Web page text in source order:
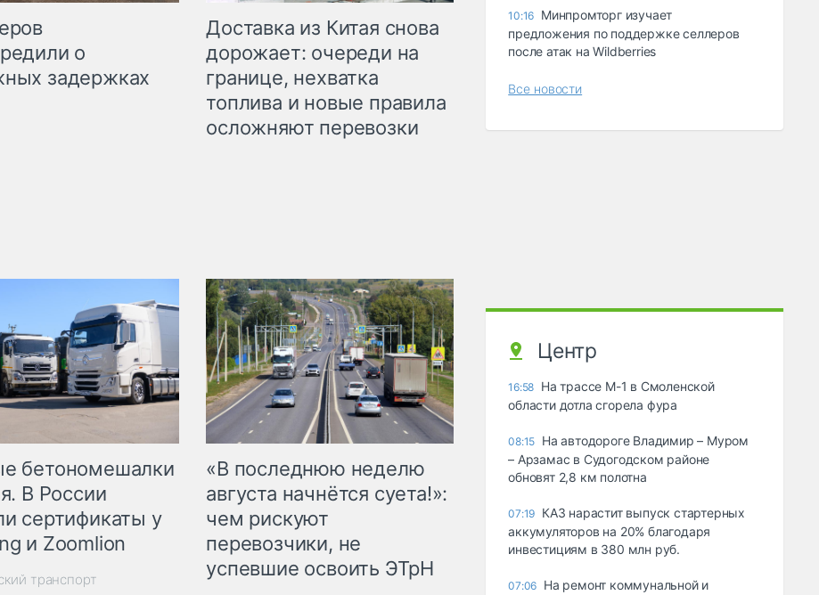
о
задержках
Доставка из Китая снова
дорожает: очереди на
границе, нехватка
топлива и новые правила
осложняют перевозки
бетономешалки
В России
сертификаты у
и Zoomlion
транспорт
«В последнюю неделю
августа начнётся суета!»:
чем рискуют
перевозчики, не
успевшие освоить ЭТрН
10:16 Минпромторг изучает
предложения по поддержке селлеров
после атак на Wildberries
Все новости
Центр
16:58 На трассе М-1 в Смоленской
области дотла сгорела фура
08:15 На автодороге Владимир – Муром
– Арзамас в Судогодском районе
обновят 2,8 км полотна
07:19 КАЗ нарастит выпуск стартерных
аккумуляторов на 20% благодаря
инвестициям в 380 млн руб.
07:06 На ремонт коммунальной и